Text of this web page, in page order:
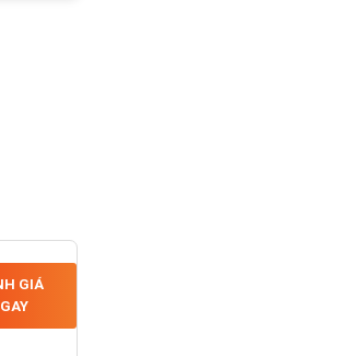
GIÁ